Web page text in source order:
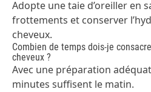
Adopte une taie d’oreiller en
frottements et conserver
cheveux.
Combien de temps dois-je
cheveux ?
Avec une préparation
minutes suffisent le matin.